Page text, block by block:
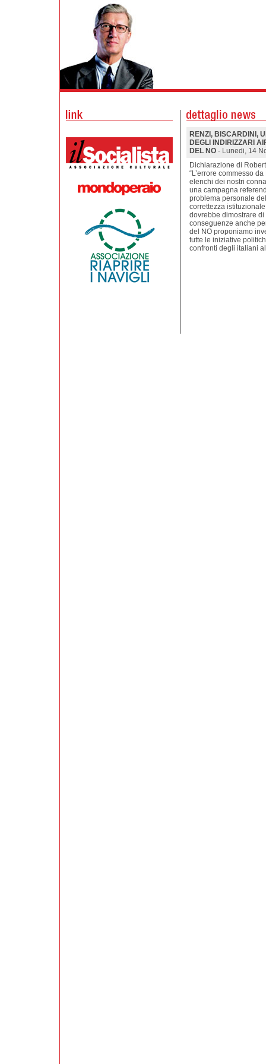
RENZI, BISCARDINI,
DEGLI INDIRIZZARI
DEL NO - Lunedi, 14
Dichiarazione di
“L’errore commesso
elenchi dei nostri
una campagna
problema personale
correttezza
dovrebbe dimostrare
conseguenze anche
del NO proponiamo
tutte le iniziative
confronti degli italiani